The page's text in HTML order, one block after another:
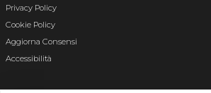
Privacy Policy
Cookie Policy
Aggiorna Consensi
Accessibilità